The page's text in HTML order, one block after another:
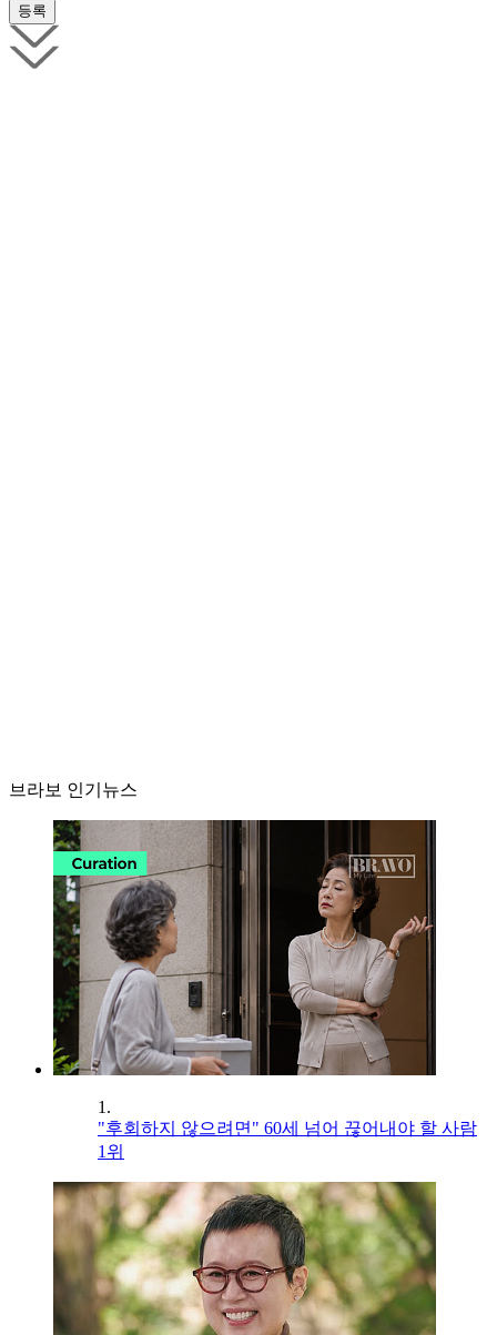
브라보 인기뉴스
1.
"후회하지 않으려면" 60세 넘어 끊어내야 할 사람
1위